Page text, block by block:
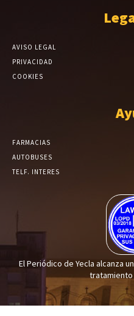
AVISO LEGAL
PRIVACIDAD
COOKIES
FARMACIAS
AUTOBUSES
TELF. INTERES
El Periódico de Yecla alcanza
tratamiento